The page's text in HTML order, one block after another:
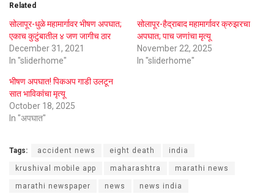
Related
सोलापूर-धुळे महामार्गावर भीषण अपघात;
एकाच कुटुंबातील ४ जण जागीच ठार
December 31, 2021
In "sliderhome"
सोलापूर-हैद्राबाद महामार्गावर क्रुझरचा
अपघात; पाच जणांचा मृत्यू
November 22, 2025
In "sliderhome"
भीषण अपघात! पिकअप गाडी उलटून
सात भाविकांचा मृत्यू
October 18, 2025
In "अपघात"
Tags: accident news eight death india
krushival mobile app maharashtra marathi news
marathi newspaper news news india